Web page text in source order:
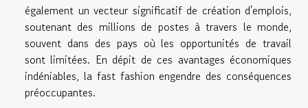
également un vecteur significatif de création d'emplois,
soutenant des millions de postes à travers le monde,
souvent dans des pays où les opportunités de travail
sont limitées. En dépit de ces avantages économiques
indéniables, la fast fashion engendre des conséquences
préoccupantes.